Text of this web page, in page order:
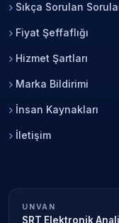
Sıkça Sorulan
Fiyat Şeffaflığı
Hizmet Şartları
Marka Bildirimi
İnsan Kaynakları
İletişim
UNVAN
SRT Elektronik